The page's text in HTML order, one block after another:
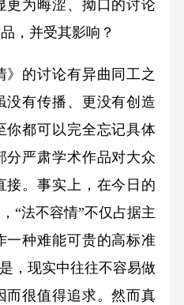
更为晦涩、拗口的讨论
，并受其影响？
的讨论有异曲同工之
没有传播、更没有创造
你都可以完全忘记具体
分严肃学术作品对大众
接。事实上，在今日的
“法不容情”不仅占据主
一种难能可贵的高标准
，现实中往往不容易做
而很值得追求。然而真